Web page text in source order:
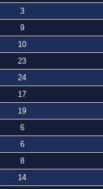
3
9
10
23
24
17
19
6
6
8
14